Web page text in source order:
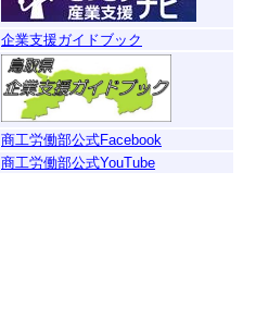
企業支援ガイドブック
商工労働部公式Facebook
商工労働部公式YouTube